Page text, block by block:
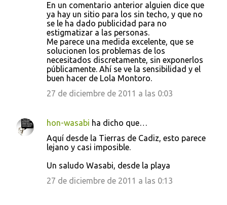
En un comentario anterior alguien dice que
ya hay un sitio para los sin techo, y que no
se le ha dado publicidad para no
estigmatizar a las personas.
Me parece una medida excelente, que se
solucionen los problemas de los
necesitados discretamente, sin exponerlos
públicamente. Ahí se ve la sensibilidad y el
buen hacer de Lola Montoro.
27 de diciembre de 2011 a las 0:03
hon-wasabi ha dicho que…
Aquí desde la Tierras de Cadiz, esto parece
lejano y casi imposible.
Un saludo Wasabi, desde la playa
27 de diciembre de 2011 a las 0:13